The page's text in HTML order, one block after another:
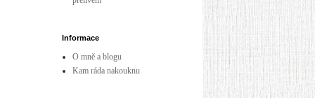
Informace
O mně a blogu
Kam ráda nakouknu